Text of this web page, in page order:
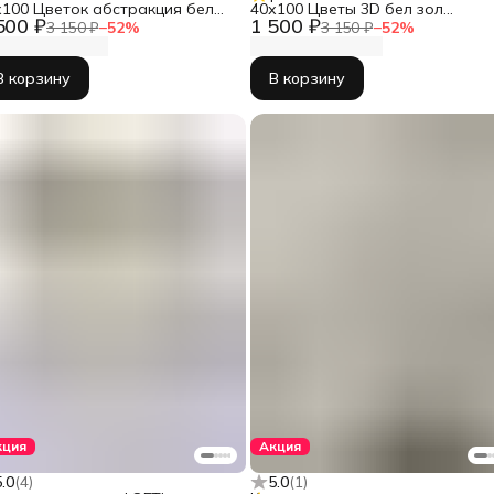
₽3 150 ₽−52%
Цветок абстракция бел
КБ-1730-60100
корзину
1 500 ₽3 150 ₽−52%
40х100 Цветы 3D бел зол
КБ-1882-40100
В корзину
(4)
Акция
5.0(1)